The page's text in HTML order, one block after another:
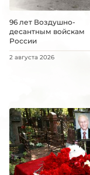
96 лет Воздушно-
десантным войскам
России
2 августа 2026